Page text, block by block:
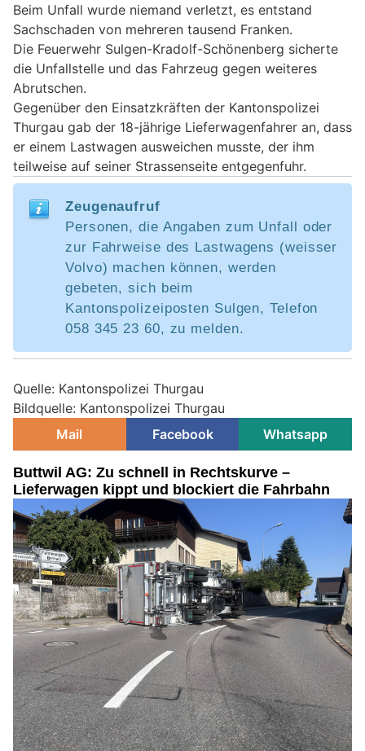
Beim Unfall wurde niemand verletzt, es entstand
Sachschaden von mehreren tausend Franken.
Die Feuerwehr Sulgen-Kradolf-Schönenberg sicherte
die Unfallstelle und das Fahrzeug gegen weiteres
Abrutschen.
Gegenüber den Einsatzkräften der Kantonspolizei
Thurgau gab der 18-jährige Lieferwagenfahrer an, dass
er einem Lastwagen ausweichen musste, der ihm
teilweise auf seiner Strassenseite entgegenfuhr.
Zeugenaufruf
Personen, die Angaben zum Unfall oder
zur Fahrweise des Lastwagens (weisser
Volvo) machen können, werden
gebeten, sich beim
Kantonspolizeiposten Sulgen, Telefon
058 345 23 60, zu melden.
Quelle: Kantonspolizei Thurgau
Bildquelle: Kantonspolizei Thurgau
Mail
Facebook Whatsapp
Buttwil AG: Zu schnell in Rechtskurve –
Lieferwagen kippt und blockiert die Fahrbahn